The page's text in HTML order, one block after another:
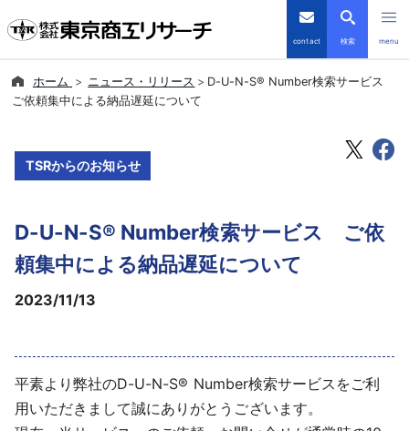
contact 検索 menu
倒産・注目企業情報
優良企業サイト
導入事例
ホーム ニュース・リリース
D-U-N-S® Number検索サービス
ご依頼集中による納品遅延について
TSRからのお知らせ
D-U-N-S® Number検索サービス ご依
頼集中による納品遅延について
2023/11/13
平素より弊社のD-U-N-S® Number検索サービスをご利
用いただきまして誠にありがとうございます。